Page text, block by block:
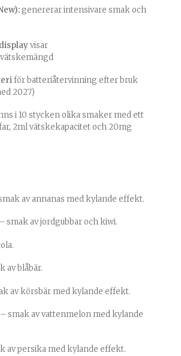
genererar intensivare smak och
visar
för batteriåtervinning efter bruk
2027)
i 10 stycken olika smaker med ett
2ml vätskekapacitet och 20mg
av annanas med kylande effekt.
smak av jordgubbar och kiwi.
av blåbär.
av körsbär med kylande effekt.
smak av vattenmelon med kylande
av persika med kylande effekt.